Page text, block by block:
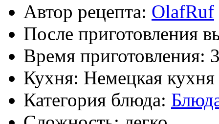
Автор рецепта: OlafRuf
После приготовления
Время приготовления:
Кухня: Немецкая кухня
Категория блюда: